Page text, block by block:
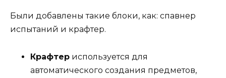
Были добавлены такие блоки, как: спавнер
испытаний и крафтер.
Крафтер используется для
автоматического создания предметов,